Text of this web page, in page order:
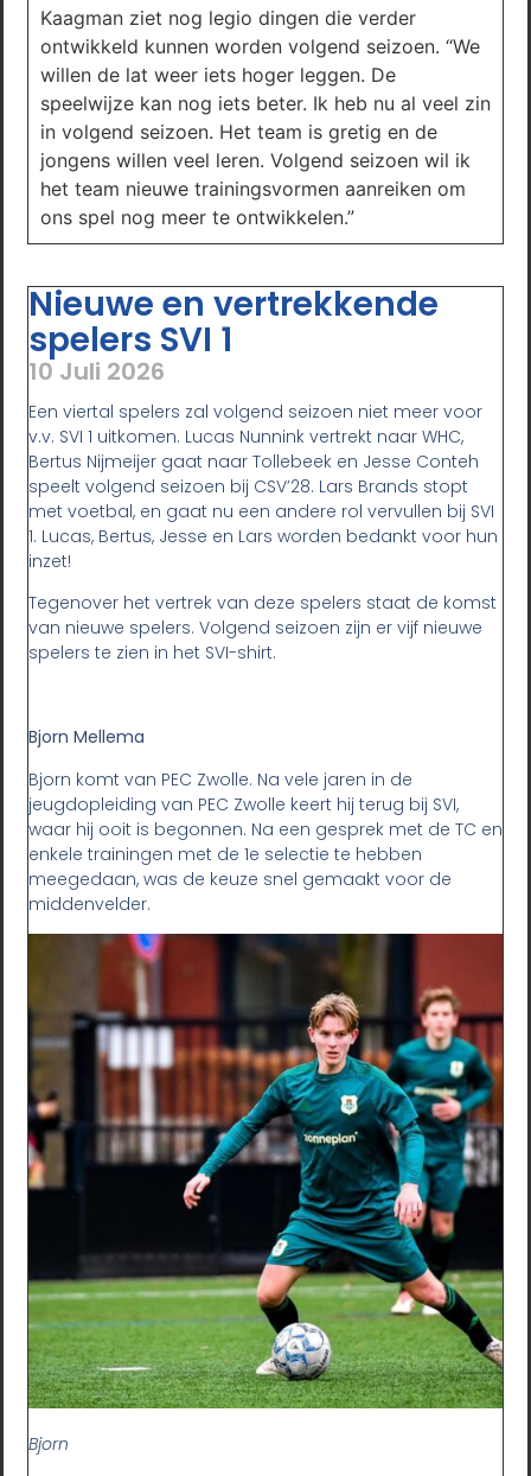
Kaagman ziet nog legio dingen die verder
ontwikkeld kunnen worden volgend seizoen. “We
willen de lat weer iets hoger leggen. De
speelwijze kan nog iets beter. Ik heb nu al veel zin
in volgend seizoen. Het team is gretig en de
jongens willen veel leren. Volgend seizoen wil ik
het team nieuwe trainingsvormen aanreiken om
ons spel nog meer te ontwikkelen.”
Nieuwe en vertrekkende
spelers SVI 1
10 Juli 2026
Een viertal spelers zal volgend seizoen niet meer voor
v.v. SVI 1 uitkomen. Lucas Nunnink vertrekt naar WHC,
Bertus Nijmeijer gaat naar Tollebeek en Jesse Conteh
speelt volgend seizoen bij CSV’28. Lars Brands stopt
met voetbal, en gaat nu een andere rol vervullen bij SVI
1. Lucas, Bertus, Jesse en Lars worden bedankt voor hun
inzet!
Tegenover het vertrek van deze spelers staat de komst
van nieuwe spelers. Volgend seizoen zijn er vijf nieuwe
spelers te zien in het SVI-shirt.
Bjorn Mellema
Bjorn komt van PEC Zwolle. Na vele jaren in de
jeugdopleiding van PEC Zwolle keert hij terug bij SVI,
waar hij ooit is begonnen. Na een gesprek met de TC en
enkele trainingen met de 1e selectie te hebben
meegedaan, was de keuze snel gemaakt voor de
middenvelder.
Bjorn